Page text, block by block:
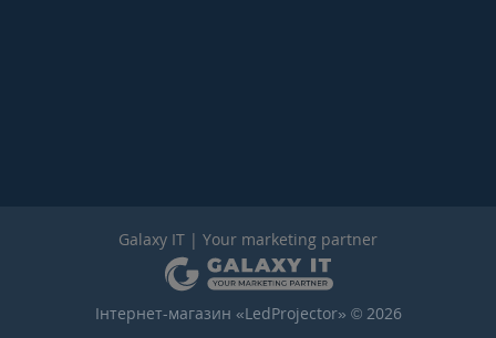
Інтернет-магазин «LedProjector» © 2026
Galaxy IT | Your marketing partner